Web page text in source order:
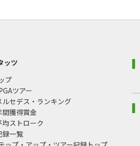
ッツ
プ
ツアー
ルセデス・ランキング
間獲得賞金
均ストローク
録一覧